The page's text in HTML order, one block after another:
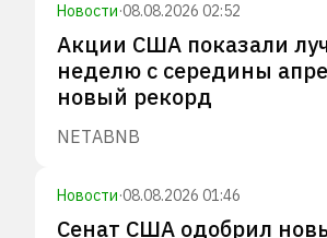
Новости·08.08.2026 02:52
Акции США показали
неделю с середины
новый рекорд
NETABNB
Новости·08.08.2026 01:46
Сенат США одобрил